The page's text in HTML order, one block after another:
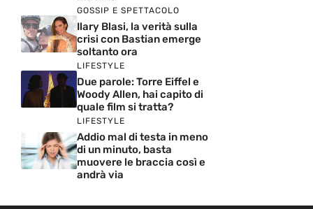
GOSSIP E SPETTACOLO
Ilary Blasi, la verità sulla
crisi con Bastian emerge
soltanto ora
LIFESTYLE
Due parole: Torre Eiffel e
Woody Allen, hai capito di
quale film si tratta?
LIFESTYLE
Addio mal di testa in meno
di un minuto, basta
muovere le braccia così e
andrà via